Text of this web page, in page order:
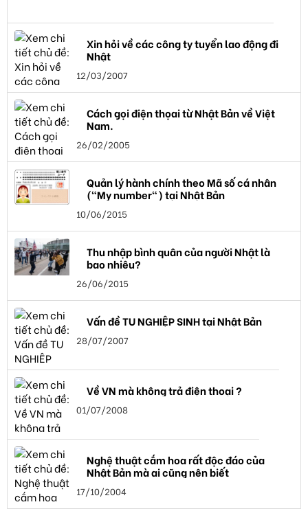
Xin hỏi về các công ty tuyển lao động đi
Nhật
12/03/2007
Cách gọi điện thọai từ Nhật Bản về Việt
Nam.
26/02/2005
Quản lý hành chính theo Mã số cá nhân
("My number") tại Nhật Bản
10/06/2015
Thu nhập bình quân của người Nhật là
bao nhiêu?
26/06/2015
Vấn đề TU NGHIỆP SINH tại Nhật Bản
28/07/2007
Về VN mà không trả điện thoại ?
01/07/2008
Nghệ thuật cắm hoa rất độc đáo của
Nhật Bản mà ai cũng nên biết
17/10/2004